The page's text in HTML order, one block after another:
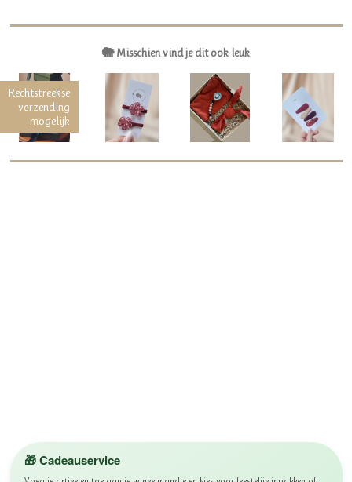
🐘 Misschien vind je dit ook leuk
Rechtstreekse
verzending
mogelijk
🎁 Cadeauservice